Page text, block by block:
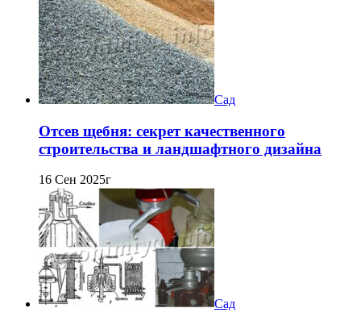
Сад
Отсев щебня: секрет качественного
строительства и ландшафтного дизайна
16 Сен 2025г
Сад